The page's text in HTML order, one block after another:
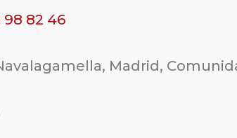
98 82 46
Madrid,